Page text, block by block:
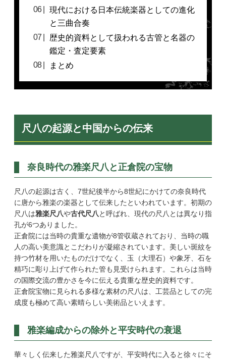
現代における日本伝統楽器としての進化
と三曲合奏
歴史的資料として扱われる古管と名器の
鑑定・査定要素
まとめ
尺八の起源と中国からの伝来
奈良時代の雅楽尺八と正倉院の宝物
尺八の起源は古く、7世紀後半から8世紀にかけての奈良時代
に唐から雅楽の楽器として伝来したといわれています。初期の
尺八は雅楽尺八や古代尺八 と呼ばれ、現代の尺八とは異なり指
孔が6つありました。
正倉院には当時の貴重な遺物が8管収蔵されており、当時の職
人の高い美意識とこだわりが凝縮されています。美しい斑紋を
持つ竹材を用いたものだけでなく、玉（大理石）や象牙、石を
精巧に彫り上げて作られた管も見受けられます。これらは当時
の国際交流の豊かさを今に伝える貴重な歴史的資料です。
正倉院宝物に見られる多様な素材の尺八は、工芸品としての完
成度も極めて高い素晴らしい美術品といえます。
雅楽編成からの除外と平安時代の衰退
華々しく伝来した雅楽尺八ですが、平安時代に入ると徐々にそ